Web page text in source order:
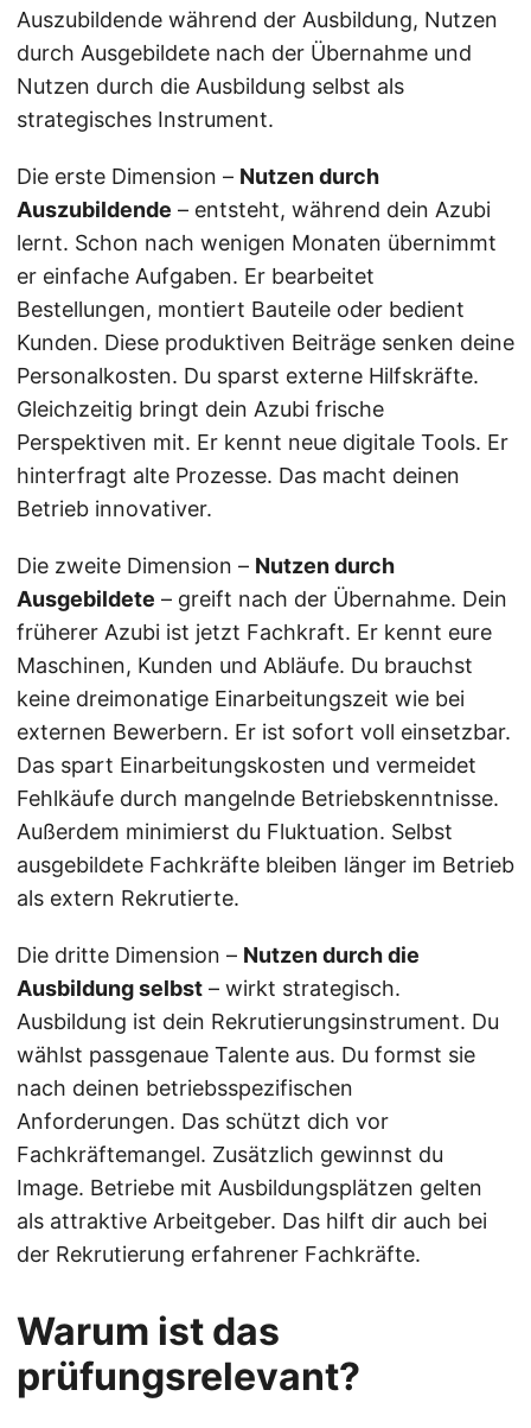
Auszubildende während der Ausbildung, Nutzen
durch Ausgebildete nach der Übernahme und
Nutzen durch die Ausbildung selbst als
strategisches Instrument.
Die erste Dimension – Nutzen durch
Auszubildende – entsteht, während dein Azubi
lernt. Schon nach wenigen Monaten übernimmt
er einfache Aufgaben. Er bearbeitet
Bestellungen, montiert Bauteile oder bedient
Kunden. Diese produktiven Beiträge senken deine
Personalkosten. Du sparst externe Hilfskräfte.
Gleichzeitig bringt dein Azubi frische
Perspektiven mit. Er kennt neue digitale Tools. Er
hinterfragt alte Prozesse. Das macht deinen
Betrieb innovativer.
Die zweite Dimension – Nutzen durch
Ausgebildete – greift nach der Übernahme. Dein
früherer Azubi ist jetzt Fachkraft. Er kennt eure
Maschinen, Kunden und Abläufe. Du brauchst
keine dreimonatige Einarbeitungszeit wie bei
externen Bewerbern. Er ist sofort voll einsetzbar.
Das spart Einarbeitungskosten und vermeidet
Fehlkäufe durch mangelnde Betriebskenntnisse.
Außerdem minimierst du Fluktuation. Selbst
ausgebildete Fachkräfte bleiben länger im Betrieb
als extern Rekrutierte.
Die dritte Dimension – Nutzen durch die
Ausbildung selbst – wirkt strategisch.
Ausbildung ist dein Rekrutierungsinstrument. Du
wählst passgenaue Talente aus. Du formst sie
nach deinen betriebsspezifischen
Anforderungen. Das schützt dich vor
Fachkräftemangel. Zusätzlich gewinnst du
Image. Betriebe mit Ausbildungsplätzen gelten
als attraktive Arbeitgeber. Das hilft dir auch bei
der Rekrutierung erfahrener Fachkräfte.
Warum ist das
prüfungsrelevant?